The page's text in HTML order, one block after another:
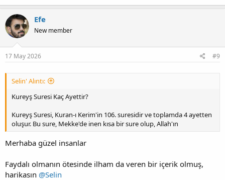
Efe
New member
17 May 2026 #9
Selin' Alıntı:
Kureyş Suresi Kaç Ayettir?
Kureyş Suresi, Kuran-ı Kerim'in 106. suresidir ve toplamda 4 ayetten
oluşur. Bu sure, Mekke'de inen kısa bir sure olup, Allah'ın
Merhaba güzel insanlar
Faydalı olmanın ötesinde ilham da veren bir içerik olmuş,
harikasın @Selin